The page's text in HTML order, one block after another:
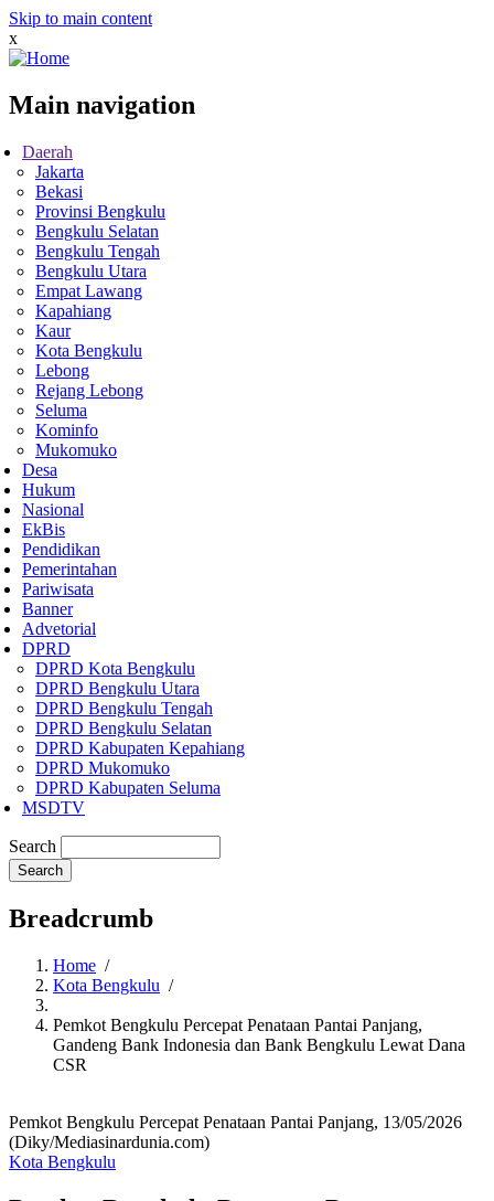
Skip to main content
x
Main navigation
Daerah
Jakarta
Bekasi
Provinsi Bengkulu
Bengkulu Selatan
Bengkulu Tengah
Bengkulu Utara
Empat Lawang
Kapahiang
Kaur
Kota Bengkulu
Lebong
Rejang Lebong
Seluma
Kominfo
Mukomuko
Desa
Hukum
Nasional
EkBis
Pendidikan
Pemerintahan
Pariwisata
Banner
Advetorial
DPRD
DPRD Kota Bengkulu
DPRD Bengkulu Utara
DPRD Bengkulu Tengah
DPRD Bengkulu Selatan
DPRD Kabupaten Kepahiang
DPRD Mukomuko
DPRD Kabupaten Seluma
MSDTV
Search
Breadcrumb
Home /
Kota Bengkulu /
Pemkot Bengkulu Percepat Penataan Pantai Panjang,
Gandeng Bank Indonesia dan Bank Bengkulu Lewat Dana
CSR
Pemkot Bengkulu Percepat Penataan Pantai Panjang, 13/05/2026
(Diky/Mediasinardunia.com)
Kota Bengkulu